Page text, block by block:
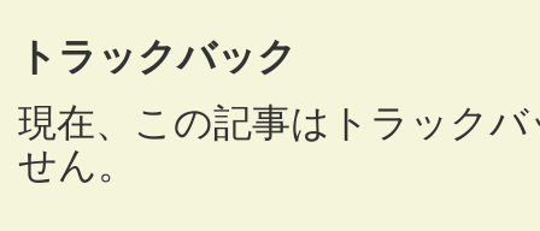
トラックバック
現在、この記事はトラック
せん。